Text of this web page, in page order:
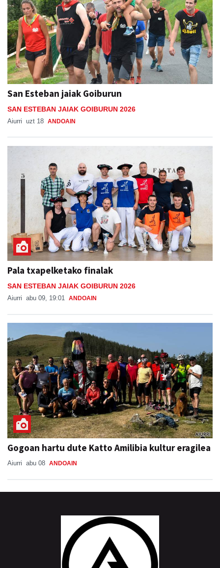
San Esteban jaiak Goiburun
SAN ESTEBAN JAIAK GOIBURUN 2026
Aiurri uzt 18 ANDOAIN
Pala txapelketako finalak
SAN ESTEBAN JAIAK GOIBURUN 2026
Aiurri abu 09, 19:01 ANDOAIN
Gogoan hartu dute Katto Amilibia kultur eragilea
Aiurri abu 08 ANDOAIN